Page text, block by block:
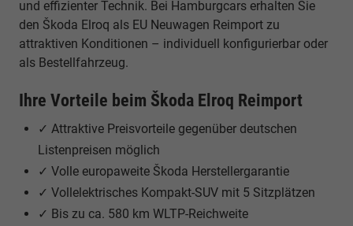
und effizienter Technik. Bei Hamburgcars erhalten Sie
den Škoda Elroq als EU Neuwagen Reimport zu
attraktiven Konditionen – individuell konfigurierbar oder
als Bestellfahrzeug.
Ihre Vorteile beim Škoda Elroq Reimport
✓ Attraktive Preisvorteile gegenüber deutschen
Listenpreisen möglich
✓ Volle europaweite Škoda Herstellergarantie
✓ Vollelektrisches Kompakt-SUV mit 5 Sitzplätzen
✓ Bis zu ca. 580 km WLTP-Reichweite